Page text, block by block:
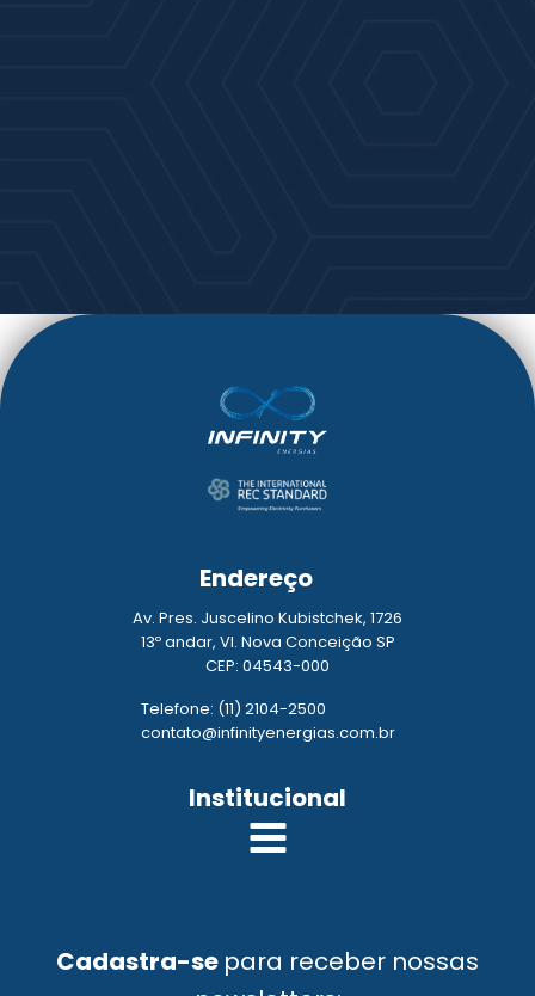
Endereço
Av. Pres. Juscelino Kubistchek, 1726
13º andar, Vl. Nova Conceição SP
CEP: 04543-000
Telefone: (11) 2104-2500
contato@infinityenergias.com.br
Institucional
Cadastra-se para receber nossas